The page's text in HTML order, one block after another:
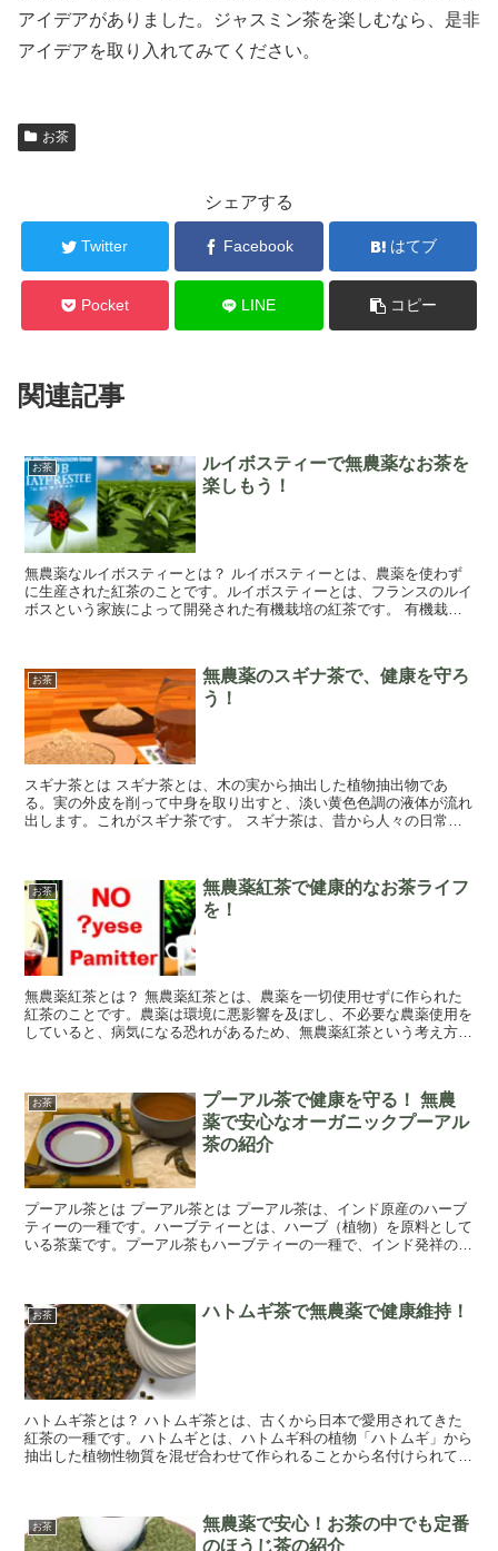
アイデアがありました。ジャスミン茶を楽しむなら、是非
アイデアを取り入れてみてください。
お茶
シェアする
Twitter Facebook はてブ
Pocket LINE コピー
関連記事
お茶
ルイボスティーで無農薬なお茶を
楽しもう！
無農薬なルイボスティーとは？ ルイボスティーとは、農薬を使わず
に生産された紅茶のことです。ルイボスティーとは、フランスのルイ
ボスという家族によって開発された有機栽培の紅茶です。 有機栽培
お茶
無農薬のスギナ茶で、健康を守ろ
う！
スギナ茶とは スギナ茶とは、木の実から抽出した植物抽出物であ
る。実の外皮を削って中身を取り出すと、淡い黄色色調の液体が流れ
出します。これがスギナ茶です。 スギナ茶は、昔から人々の日常生
お茶
無農薬紅茶で健康的なお茶ライフ
を！
無農薬紅茶とは？ 無農薬紅茶とは、農薬を一切使用せずに作られた
紅茶のことです。農薬は環境に悪影響を及ぼし、不必要な農薬使用を
していると、病気になる恐れがあるため、無農薬紅茶という考え方を
お茶
プーアル茶で健康を守る！ 無農
薬で安心なオーガニックプーアル
茶の紹介
プーアル茶とは プーアル茶とは プーアル茶は、インド原産のハーブ
ティーの一種です。ハーブティーとは、ハーブ（植物）を原料として
いる茶葉です。プーアル茶もハーブティーの一種で、インド発祥の古
お茶 ハトムギ茶で無農薬で健康維持！
ハトムギ茶とは？ ハトムギ茶とは、古くから日本で愛用されてきた
紅茶の一種です。ハトムギとは、ハトムギ科の植物「ハトムギ」から
抽出した植物性物質を混ぜ合わせて作られることから名付けられてい
お茶
無農薬で安心！お茶の中でも定番
のほうじ茶の紹介